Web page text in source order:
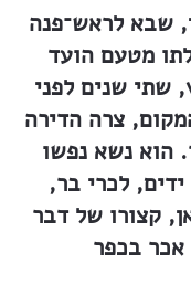
שבא לראש־פנה
מטעם הועד
שתי שנים לפני
צרה הדירה
הוא נשא נפשו
לכרי בר,
קצורו של דבר